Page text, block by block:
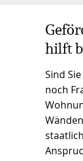
hilft
Sind
noch